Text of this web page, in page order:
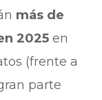
más de
2025 en
(frente a
parte